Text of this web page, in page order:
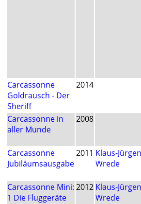
Carcassonne
Goldrausch - Der
Sheriff
2014
Carcassonne in
aller Munde
2008
Carcassonne
Jubiläumsausgabe
2011 Klaus-Jürgen
Wrede
Carcassonne Mini:
1 Die Fluggeräte
2012 Klaus-Jürgen
Wrede